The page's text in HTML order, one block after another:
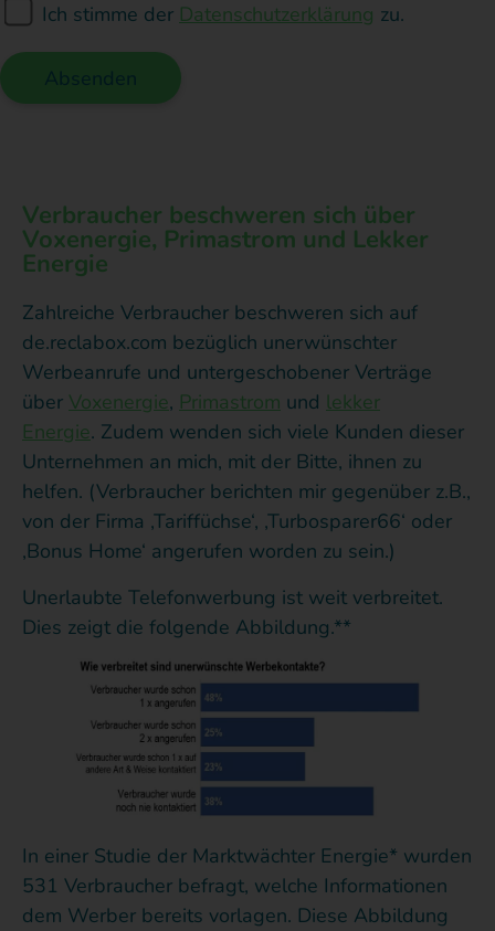
Ich stimme der Datenschutzerklärung zu.
Verbraucher beschweren sich über
Voxenergie, Primastrom und Lekker
Energie
Zahlreiche Verbraucher beschweren sich auf
de.reclabox.com bezüglich unerwünschter
Werbeanrufe und untergeschobener Verträge
über Voxenergie, Primastrom und lekker
Energie. Zudem wenden sich viele Kunden dieser
Unternehmen an mich, mit der Bitte, ihnen zu
helfen. (Verbraucher berichten mir gegenüber z.B.,
von der Firma ‚Tariffüchse‘, ‚Turbosparer66‘ oder
‚Bonus Home‘ angerufen worden zu sein.)
Unerlaubte Telefonwerbung ist weit verbreitet.
Dies zeigt die folgende Abbildung.**
In einer Studie der Marktwächter Energie* wurden
531 Verbraucher befragt, welche Informationen
dem Werber bereits vorlagen. Diese Abbildung